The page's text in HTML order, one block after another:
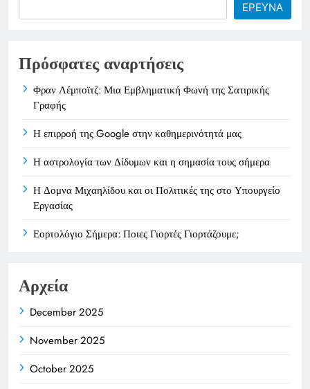
ΕΡΕΥΝΑ
Πρόσφατες αναρτήσεις
Φραν Λέμποϊτζ: Μια Εμβληματική Φωνή της Σατιρικής
Γραφής
Η επιρροή της Google στην καθημερινότητά μας
Η αστρολογία των Δίδυμων και η σημασία τους σήμερα
Η Δομνα Μιχαηλίδου και οι Πολιτικές της στο Υπουργείο
Εργασίας
Εορτολόγιο Σήμερα: Ποιες Γιορτές Γιορτάζουμε;
Αρχεία
December 2025
November 2025
October 2025